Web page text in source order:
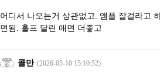
어디서 나오는거 상관없고. 앰플 잘걸라고
면됨. 홀프 달린 애면 더좋고
콜만 (2026-05-10 15:10:52)